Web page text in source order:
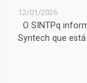
12/01/2026
O SINTPq
Syntech que